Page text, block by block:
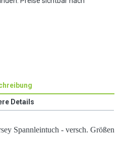
Details
Spannleintuch - versch. Größen